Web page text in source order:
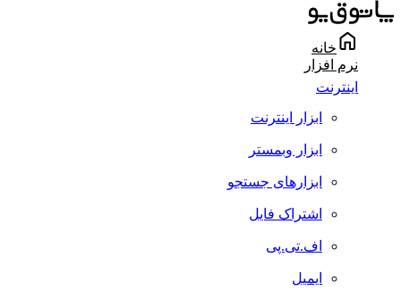
خانه
نرم افزار
اینترنت
ابزار اینترنت
ابزار وبمستر
ابزارهای جستجو
اشتراک فایل
اف.تی.پی
ایمیل